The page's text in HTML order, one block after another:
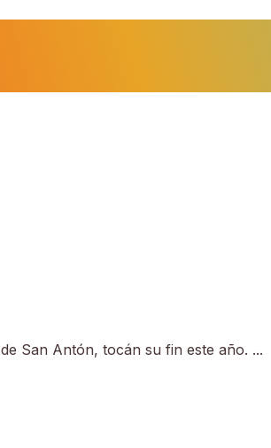
San Antón, tocán su fin este año. ...